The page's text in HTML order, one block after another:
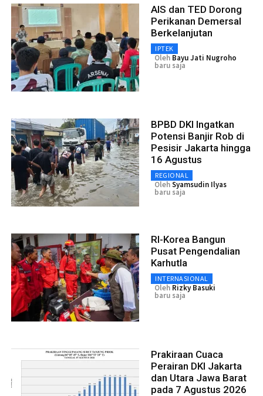
AIS dan TED Dorong
Perikanan Demersal
Berkelanjutan
IPTEK
Oleh Bayu Jati Nugroho
baru saja
BPBD DKI Ingatkan
Potensi Banjir Rob di
Pesisir Jakarta hingga
16 Agustus
REGIONAL
OlehSyamsudin Ilyas
baru saja
RI-Korea Bangun
Pusat Pengendalian
Karhutla
INTERNASIONAL
Oleh Rizky Basuki
baru saja
Prakiraan Cuaca
Perairan DKI Jakarta
dan Utara Jawa Barat
pada 7 Agustus 2026